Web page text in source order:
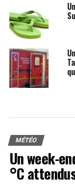
MÉTÉO
Un week-
°C